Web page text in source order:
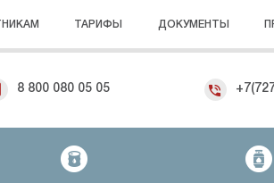
ТАРИФЫ ДОКУМЕНТЫ
8 800 080 05 05